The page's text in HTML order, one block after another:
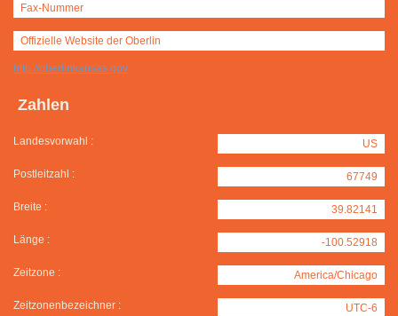
Fax-Nummer
Offizielle Website der Oberlin
http://oberlinkansas.gov
Zahlen
Landesvorwahl : US
Postleitzahl : 67749
Breite : 39.82141
Länge : -100.52918
Zeitzone : America/Chicago
Zeitzonenbezeichner : UTC-6